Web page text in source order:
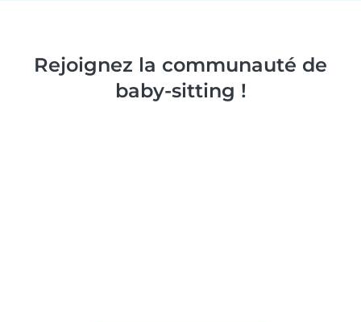
Rejoignez la communauté de
baby-sitting !